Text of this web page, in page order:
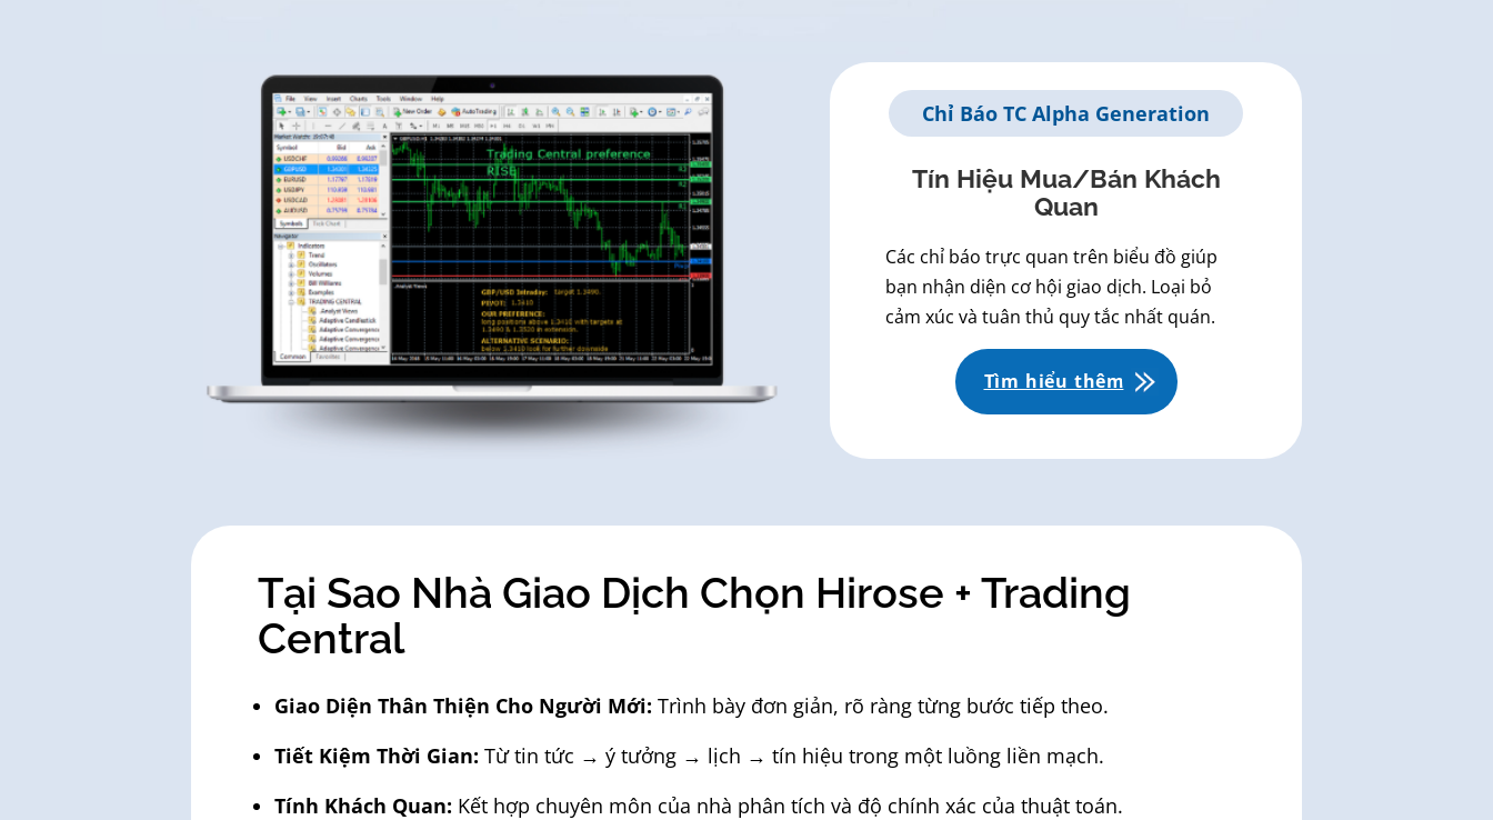
Chỉ Báo TC Alpha Generation
Tín Hiệu Mua/Bán Khách
Quan
Các chỉ báo trực quan trên biểu đồ giúp
bạn nhận diện cơ hội giao dịch. Loại bỏ
cảm xúc và tuân thủ quy tắc nhất quán.
Tìm hiểu thêm
Tại Sao Nhà Giao Dịch Chọn Hirose + Trading
Central
Giao Diện Thân Thiện Cho Người Mới: Trình bày đơn giản, rõ ràng từng bước tiếp theo.
Tiết Kiệm Thời Gian: Từ tin tức → ý tưởng → lịch → tín hiệu trong một luồng liền mạch.
Tính Khách Quan: Kết hợp chuyên môn của nhà phân tích và độ chính xác của thuật toán.